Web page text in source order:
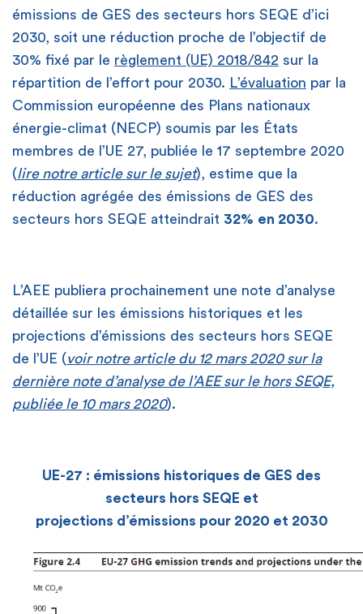
émissions de GES des secteurs hors SEQE d’ici
2030, soit une réduction proche de l’objectif de
30% fixé par le règlement (UE) 2018/842 sur la
répartition de l’effort pour 2030.
L’évaluation par la
Commission européenne des Plans nationaux
énergie-climat (NECP) soumis par les États
membres de l’UE 27, publiée le 17 septembre 2020
(lire notre article sur le sujet), estime que la
réduction agrégée des émissions de GES des
secteurs hors SEQE atteindrait 32% en 2030.
L’AEE publiera prochainement une note d’analyse
détaillée sur les émissions historiques et les
projections d’émissions des secteurs hors SEQE
de l’UE (voir notre article du 12 mars 2020 sur la
dernière note d’analyse de l’AEE sur le hors SEQE,
publiée le 10 mars 2020).
UE-27 : émissions historiques de GES des
secteurs hors SEQE et
projections d’émissions pour 2020 et 2030